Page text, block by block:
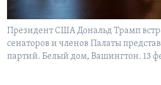
Президент США Дональд Трамп
сенаторов и членов Палаты
партий. Белый дом, Вашингтон. 13